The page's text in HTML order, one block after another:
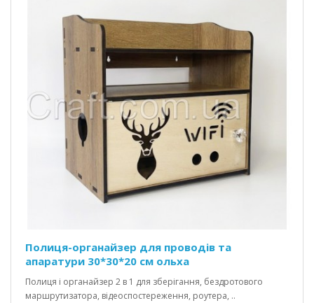
Полиця-органайзер для проводів та
апаратури 30*30*20 см ольха
Полиця і органайзер 2 в 1 для зберігання, бездротового
маршрутизатора, відеоспостереження, роутера, ..